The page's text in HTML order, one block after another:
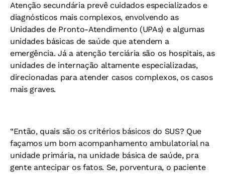
Atenção secundária prevê cuidados especializados e
diagnósticos mais complexos, envolvendo as
Unidades de Pronto-Atendimento (UPAs) e algumas
unidades básicas de saúde que atendem a
emergência. Já a atenção terciária são os hospitais, as
unidades de internação altamente especializadas,
direcionadas para atender casos complexos, os casos
mais graves.
“Então, quais são os critérios básicos do SUS? Que
façamos um bom acompanhamento ambulatorial na
unidade primária, na unidade básica de saúde, pra
gente antecipar os fatos. Se, porventura, o paciente